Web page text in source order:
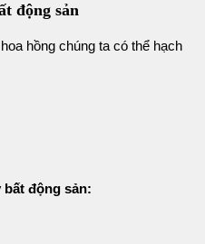
động sản
hồng chúng ta có thể hạch
động sản: